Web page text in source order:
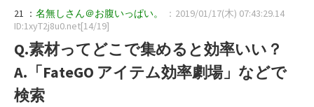
21 ： 名無しさん＠お腹いっぱい。
：2019/01/17(木) 07:43:29.14
ID:1xyT2j8u0.net[14/19]
Q.素材ってどこで集めると効率いい？
A.「FateGO アイテム効率劇場」などで
検索